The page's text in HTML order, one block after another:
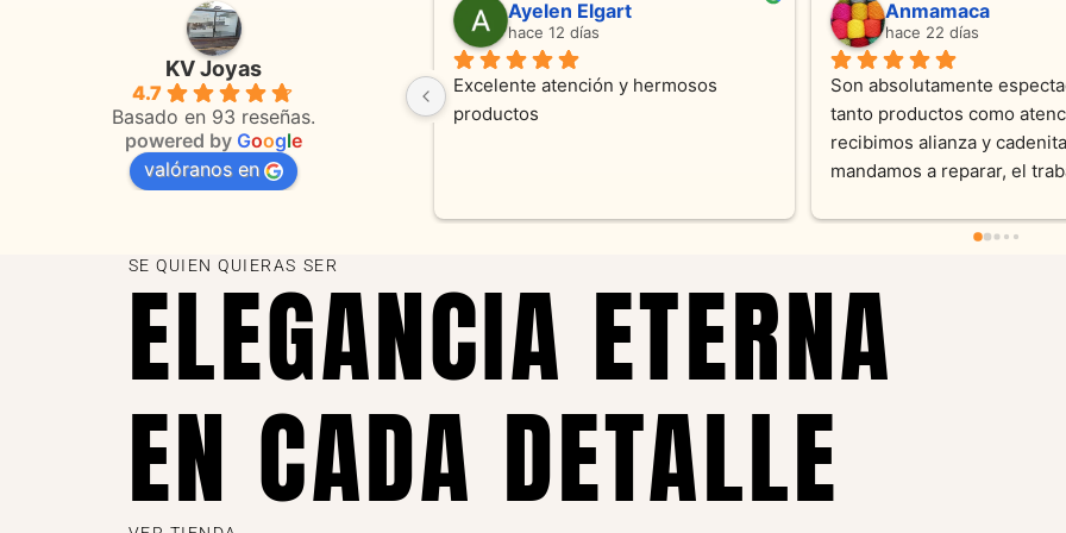
KV Joyas
4.7
Basado en 93 reseñas.
powered by Google
valóranos en
Adriana Ghisoli
hace 3 meses
Muy buena atención, con amabilidad y
orientaciones convenientes
Sandra Ramos
hace 4 meses
Excelente atención !!!!!Nos asesoraron
en todo momento con dedicación.
Laura A
hace 5 meses
Desde el inicio soy clienta
Joyas y siempre muy
sus productos. Una Belleza
pieza y siempre satisfecha
recomendable
SE QUIEN QUIERAS SER
ELEGANCIA ETERNA
EN CADA DETALLE